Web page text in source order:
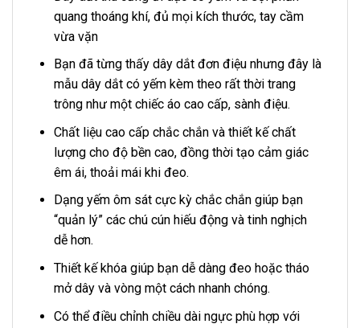
quang thoáng khí, đủ mọi kích thước, tay cầm
vừa vặn
Bạn đã từng thấy dây dắt đơn điệu nhưng đây là
mẫu dây dắt có yếm kèm theo rất thời trang
trông như một chiếc áo cao cấp, sành điệu.
Chất liệu cao cấp chắc chắn và thiết kế chất
lượng cho độ bền cao, đồng thời tạo cảm giác
êm ái, thoải mái khi đeo.
Dạng yếm ôm sát cực kỳ chắc chắn giúp bạn
“quản lý” các chú cún hiếu động và tinh nghịch
dễ hơn.
Thiết kế khóa giúp bạn dễ dàng đeo hoặc tháo
mở dây và vòng một cách nhanh chóng.
Có thể điều chỉnh chiều dài ngực phù hợp với